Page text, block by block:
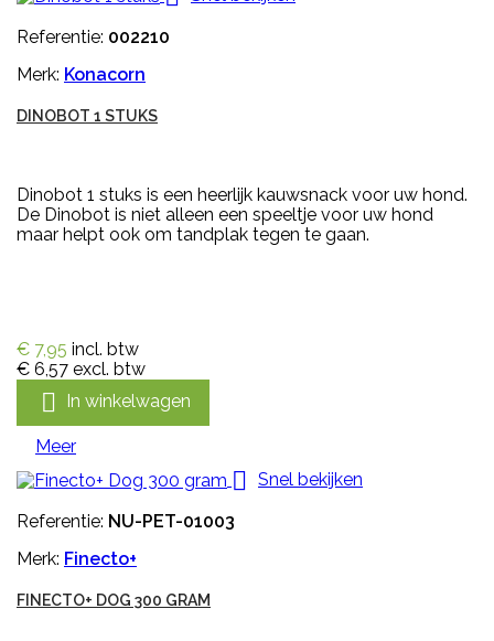
Referentie: 002210
Merk: Konacorn
DINOBOT 1 STUKS
Dinobot 1 stuks is een heerlijk kauwsnack voor uw hond.
De Dinobot is niet alleen een speeltje voor uw hond
maar helpt ook om tandplak tegen te gaan.
€ 7,95 incl. btw
€ 6,57 excl. btw
 In winkelwagen
Meer
 Snel bekijken
Referentie: NU-PET-01003
Merk: Finecto+
FINECTO+ DOG 300 GRAM